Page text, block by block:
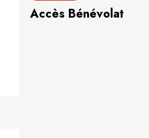
Accès Bénévolat